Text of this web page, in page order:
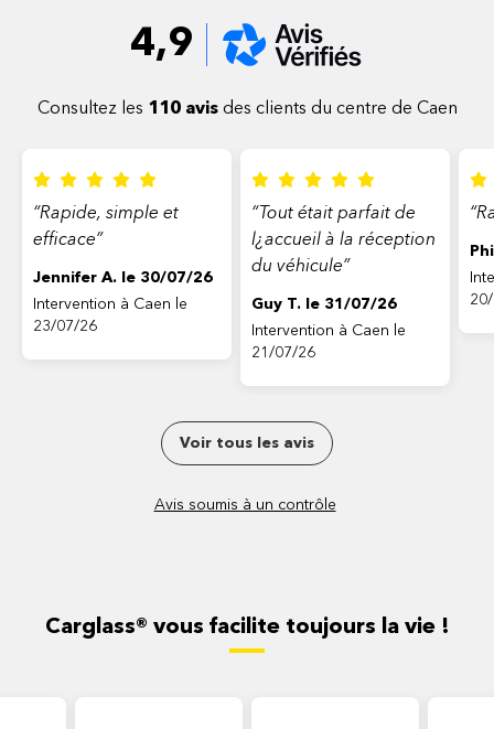
4,9
Consultez les 110 avisdes clients du centre de Caen
“Rapide, simple et
efficace”
Jennifer A. le 30/07/26
Intervention à Caen le
23/07/26
“Tout était parfait de
l¿accueil à la réception
du véhicule”
Guy T. le 31/07/26
Intervention à Caen le
21/07/26
Voir tous les avis
Avis soumis à un contrôle
Carglass® vous facilite toujours la vie !